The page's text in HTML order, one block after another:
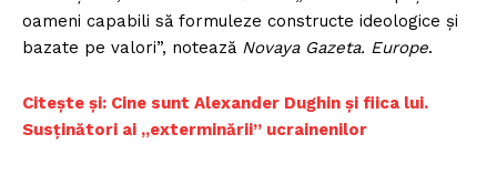
oameni capabili să formuleze constructe ideologice și
bazate pe valori”, notează Novaya Gazeta. Europe.
Citește și: Cine sunt Alexander Dughin și fiica lui.
Susținători ai „exterminării” ucrainenilor